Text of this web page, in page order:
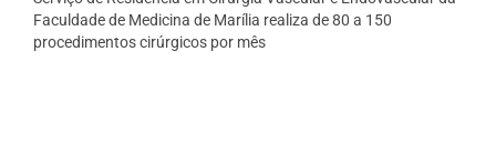
Faculdade de Medicina de Marília realiza de 80 a 150
procedimentos cirúrgicos por mês